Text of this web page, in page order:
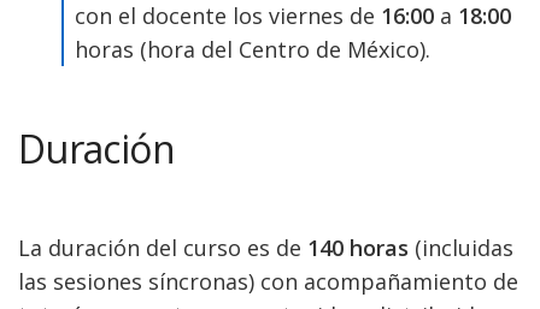
con el docente los viernes de 16:00 a 18:00
horas (hora del Centro de México).
Duración
La duración del curso es de 140 horas (incluidas
las sesiones síncronas) con acompañamiento de